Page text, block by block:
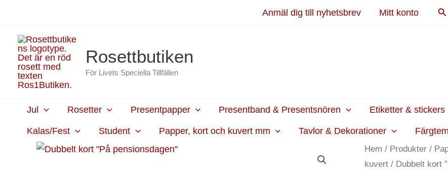
innehåll
Anmäl dig till nyhetsbrev Mitt konto Sök
Rosettbutiken
För Livets Speciella Tillfällen
Jul Rosetter Presentpapper Presentband & Presentsnören Etiketter & stickers
Kalas/Fest Student Papper, kort och kuvert mm Tavlor & Dekorationer
Hem / Produkter /
kuvert / Dubbelt kort
Dubbelt
kort